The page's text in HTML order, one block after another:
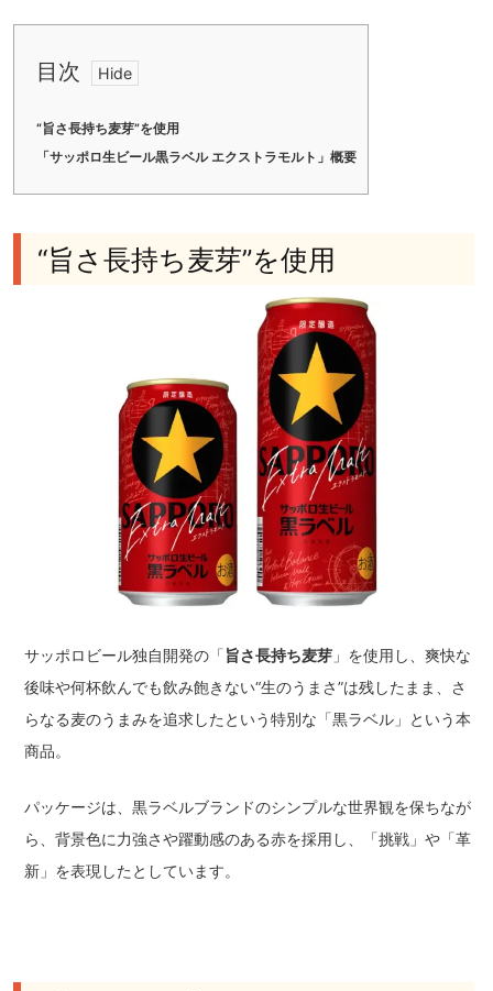
目次
“旨さ長持ち麦芽”を使用
「サッポロ生ビール黒ラベル エクストラモルト」概要
“旨さ長持ち麦芽”を使用
サッポロビール独自開発の「 旨さ長持ち麦芽 」を使用し、爽快な
後味や何杯飲んでも飲み飽きない“生のうまさ”は残したまま、さ
らなる麦のうまみを追求したという特別な「黒ラベル」という本
商品。
パッケージは、黒ラベルブランドのシンプルな世界観を保ちなが
ら、背景色に力強さや躍動感のある赤を採用し、「挑戦」や「革
新」を表現したとしています。